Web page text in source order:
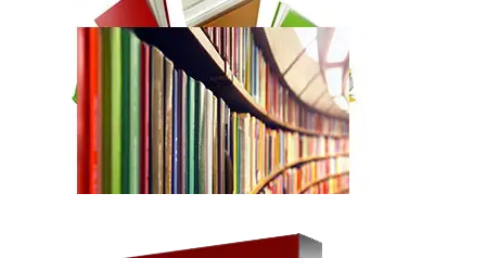
Droit congolais des marchés
publics
administratif, le droit des marchés publics a depuis